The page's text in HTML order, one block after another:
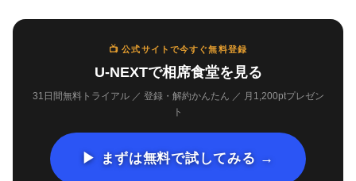
📺 公式サイトで今すぐ無料登録
U-NEXTで相席食堂を見る
31日間無料トライアル ／ 登録・解約かんたん ／ 月1,200ptプレゼン
ト
▶ まずは無料で試してみる →